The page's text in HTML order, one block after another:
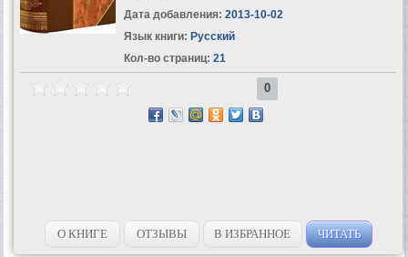
Дата добавления: 2013-10-02
Язык книги: Русский
Кол-во страниц: 21
0
О КНИГЕ ОТЗЫВЫ В ИЗБРАННОЕ ЧИТАТЬ